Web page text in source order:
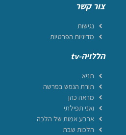
צור קשר
נגישות
מדיניות הפרטיות
הללויה-tv
תניא
תורת הנפש בפרשה
מראה כהן
ואני תפילתי
ארבע אמות של הלכה
הלכות שבת